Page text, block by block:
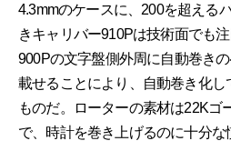
4.3mmのケースに、200を超える
きキャリバー910Pは技術面でも
900Pの文字盤側外周に自動巻き
載せることにより、自動巻き化し
ものだ。ローターの素材は22Kゴ
で、時計を巻き上げるのに十分